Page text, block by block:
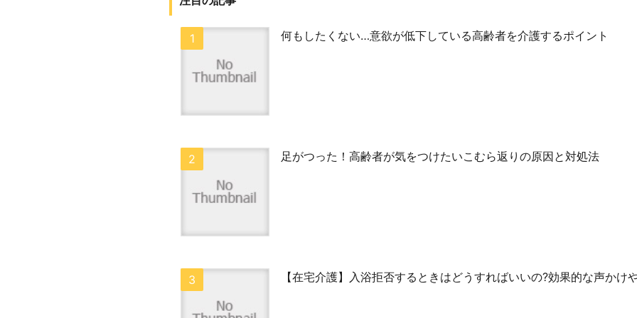
何もしたくない…意欲が低下している高齢者を介護するポイント
足がつった！高齢者が気をつけたいこむら返りの原因と対処法
【在宅介護】入浴拒否するときはどうすればいいの?効果的な声かけ